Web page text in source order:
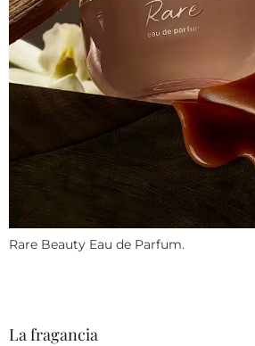
Rare Beauty Eau de Parfum.
La fragancia